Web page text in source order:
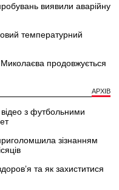
виявили аварійну
температурний
продовжується
АРХІВ
відео з футбольними
зізнанням
та як захиститися